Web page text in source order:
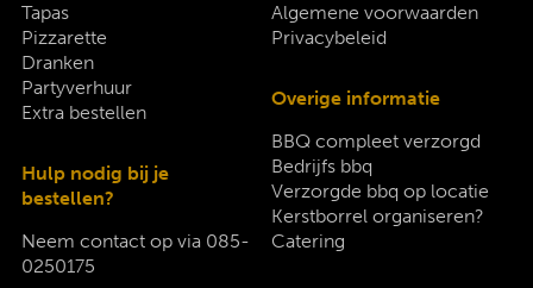
Tapas
Pizzarette
Dranken
Partyverhuur
Extra bestellen
Hulp nodig bij je
bestellen?
Neem contact op via 085-
0250175
Algemene voorwaarden
Privacybeleid
Overige informatie
BBQ compleet verzorgd
Bedrijfs bbq
Verzorgde bbq op locatie
Kerstborrel organiseren?
Catering